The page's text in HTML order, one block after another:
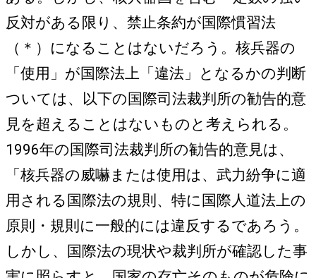
反対がある限り、禁止条約が国際慣習法
（＊）になることはないだろう。核兵器の
「使用」が国際法上「違法」となるかの判断
ついては、以下の国際司法裁判所の勧告的意
見を超えることはないものと考えられる。
1996年の国際司法裁判所の勧告的意見は、
「核兵器の威嚇または使用は、武力紛争に適
用される国際法の規則、特に国際人道法上の
原則・規則に一般的には違反するであろう。
しかし、国際法の現状や裁判所が確認した事